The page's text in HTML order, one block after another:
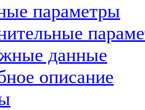
параметры
данные
описание